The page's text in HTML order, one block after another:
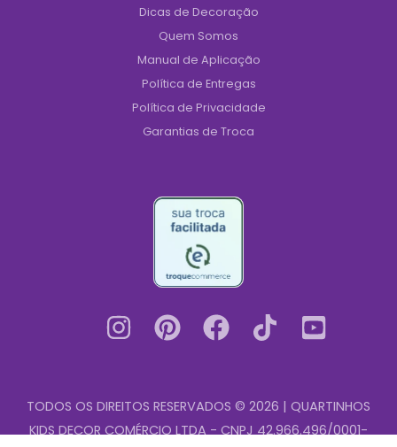
Dicas de Decoração
Quem Somos
Manual de Aplicação
Política de Entregas
Política de Privacidade
Garantias de Troca
TODOS OS DIREITOS RESERVADOS © 2026 | QUARTINHOS
KIDS DECOR COMÉRCIO LTDA - CNPJ 42.966.496/0001-